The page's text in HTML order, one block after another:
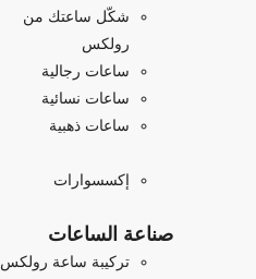
شكّل ساعتك من
رولكس
ساعات رجالية
ساعات نسائية
ساعات ذهبية
إكسسوارات
صناعة الساعات
تركيبة ساعة رولكس